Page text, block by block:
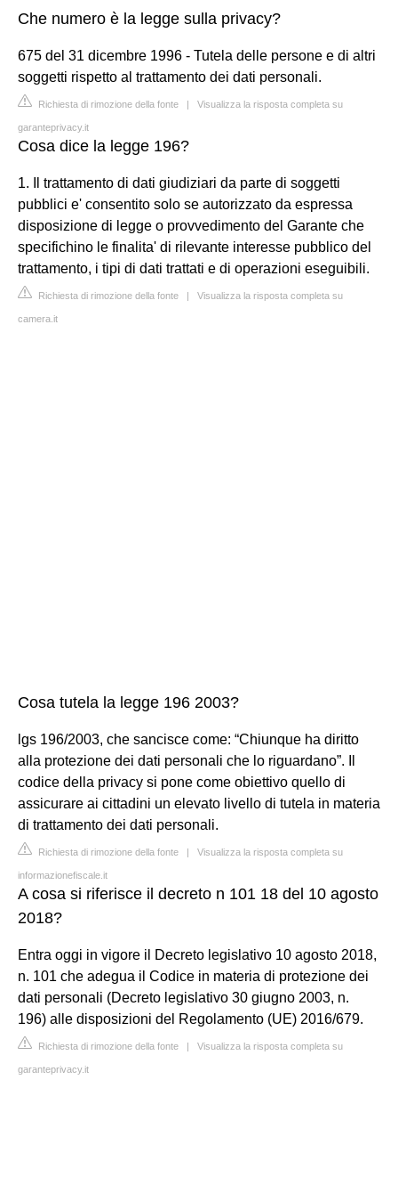
Che numero è la legge sulla privacy?
675 del 31 dicembre 1996 - Tutela delle persone e di altri
soggetti rispetto al trattamento dei dati personali.
Richiesta di rimozione della fonte | Visualizza la risposta completa su
garanteprivacy.it
Cosa dice la legge 196?
1. Il trattamento di dati giudiziari da parte di soggetti
pubblici e' consentito solo se autorizzato da espressa
disposizione di legge o provvedimento del Garante che
specifichino le finalita' di rilevante interesse pubblico del
trattamento, i tipi di dati trattati e di operazioni eseguibili.
Richiesta di rimozione della fonte | Visualizza la risposta completa su
camera.it
Cosa tutela la legge 196 2003?
lgs 196/2003, che sancisce come: “Chiunque ha diritto
alla protezione dei dati personali che lo riguardano”. Il
codice della privacy si pone come obiettivo quello di
assicurare ai cittadini un elevato livello di tutela in materia
di trattamento dei dati personali.
Richiesta di rimozione della fonte | Visualizza la risposta completa su
informazionefiscale.it
A cosa si riferisce il decreto n 101 18 del 10 agosto
2018?
Entra oggi in vigore il Decreto legislativo 10 agosto 2018,
n. 101 che adegua il Codice in materia di protezione dei
dati personali (Decreto legislativo 30 giugno 2003, n.
196) alle disposizioni del Regolamento (UE) 2016/679.
Richiesta di rimozione della fonte | Visualizza la risposta completa su
garanteprivacy.it